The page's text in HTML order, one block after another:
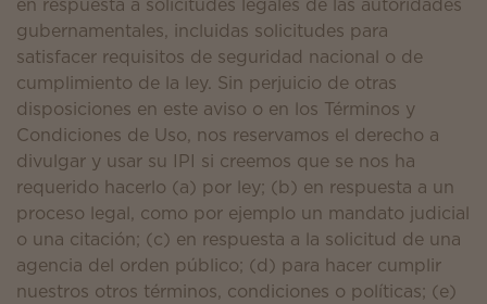
gubernamentales, incluidas solicitudes para
satisfacer requisitos de seguridad nacional o de
cumplimiento de la ley. Sin perjuicio de otras
disposiciones en este aviso o en los Términos y
Condiciones de Uso, nos reservamos el derecho a
divulgar y usar su IPI si creemos que se nos ha
requerido hacerlo (a) por ley; (b) en respuesta a un
proceso legal, como por ejemplo un mandato judicial
o una citación; (c) en respuesta a la solicitud de una
agencia del orden público; (d) para hacer cumplir
nuestros otros términos, condiciones o políticas; (e)